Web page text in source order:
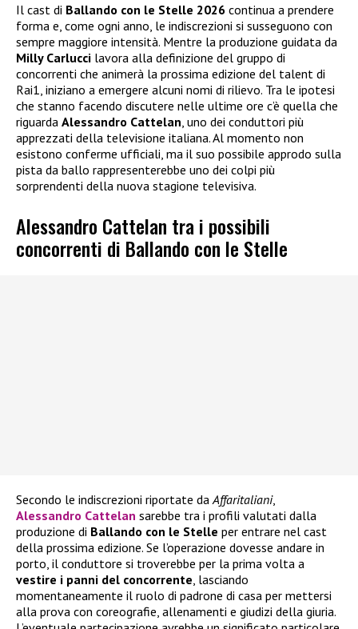
Il cast di Ballando con le Stelle 2026 continua a prendere
forma e, come ogni anno, le indiscrezioni si susseguono con
sempre maggiore intensità. Mentre la produzione guidata da
Milly Carlucci lavora alla definizione del gruppo di
concorrenti che animerà la prossima edizione del talent di
Rai1, iniziano a emergere alcuni nomi di rilievo. Tra le ipotesi
che stanno facendo discutere nelle ultime ore c’è quella che
riguarda Alessandro Cattelan , uno dei conduttori più
apprezzati della televisione italiana. Al momento non
esistono conferme ufficiali, ma il suo possibile approdo sulla
pista da ballo rappresenterebbe uno dei colpi più
sorprendenti della nuova stagione televisiva.
Alessandro Cattelan tra i possibili
concorrenti di Ballando con le Stelle
Secondo le indiscrezioni riportate daAffaritaliani,
Alessandro Cattelan sarebbe tra i profili valutati dalla
produzione di Ballando con le Stelle per entrare nel cast
della prossima edizione. Se l’operazione dovesse andare in
porto, il conduttore si troverebbe per la prima volta a
vestire i panni del concorrente, lasciando
momentaneamente il ruolo di padrone di casa per mettersi
alla prova con coreografie, allenamenti e giudizi della giuria.